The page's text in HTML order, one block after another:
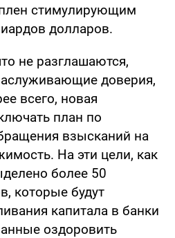
стимулирующим
долларов.
не разглашаются,
доверия,
всего, новая
план по
взысканий на
На эти цели, как
более 50
которые будут
капитала в банки
оздоровить